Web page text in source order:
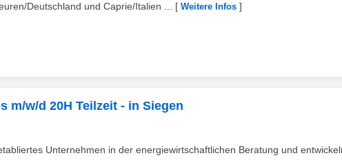
Deutschland und Caprie/Italien ...
[ Weitere Infos ]
m/w/d 20H Teilzeit - in Siegen
Unternehmen in der energiewirtschaftlichen Beratung und